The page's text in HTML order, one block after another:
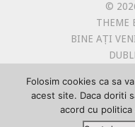
©
THEME
BINE AȚI
POLITICA
PRIMEȘTI
PROMOVEAZĂ-
Folosim cookies ca sa
acest site. Daca doriti
acord cu